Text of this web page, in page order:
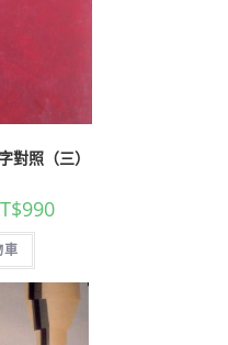
對照（三）
990
車